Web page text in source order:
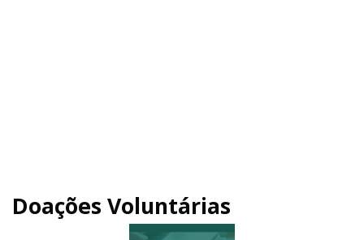
Doações Voluntárias